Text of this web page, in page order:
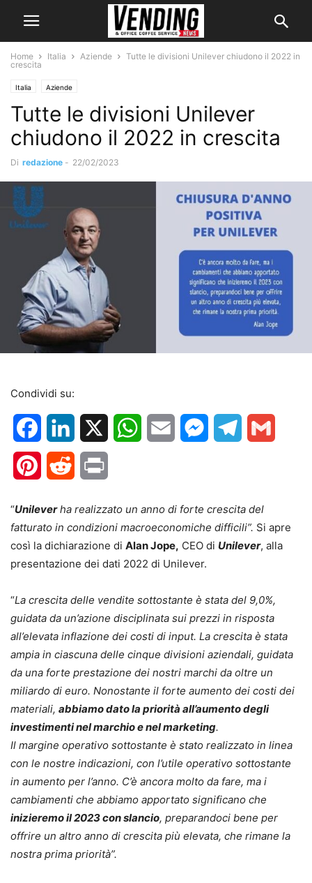
Home Italia Aziende
Tutte le divisioni Unilever chiudono il 2022 in
crescita
Italia Aziende
Tutte le divisioni Unilever
chiudono il 2022 in crescita
Di redazione - 22/02/2023
Condividi su:
FacebookLinkedIn WhatsApp
Email MessengerTelegram
PinterestReddit
“Unileverha realizzato un anno di forte crescita del
fatturato in condizioni macroeconomiche difficili”. Si apre
così la dichiarazione di Alan Jope, CEO di Unilever, alla
presentazione dei dati 2022 di Unilever.
“La crescita delle vendite sottostante è stata del 9,0%,
guidata da un’azione disciplinata sui prezzi in risposta
all’elevata inflazione dei costi di input. La crescita è stata
ampia in ciascuna delle cinque divisioni aziendali, guidata
da una forte prestazione dei nostri marchi da oltre un
miliardo di euro. Nonostante il forte aumento dei costi dei
materiali, abbiamo dato la priorità all’aumento degli
investimenti nel marchio e nel marketing.
Il margine operativo sottostante è stato realizzato in linea
con le nostre indicazioni, con l’utile operativo sottostante
in aumento per l’anno. C’è ancora molto da fare, ma i
cambiamenti che abbiamo apportato significano che
inizieremo il 2023 con slancio, preparandoci bene per
offrire un altro anno di crescita più elevata, che rimane la
nostra prima priorità”.